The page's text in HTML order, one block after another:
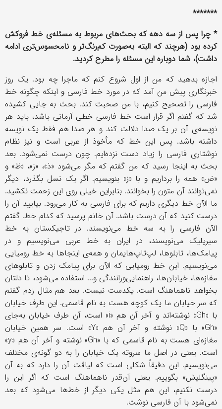
*******
* چرا پس از سه دهه که بحث‌های مربوط به مسئله‌ی خط فروکش
کرده بود (هرچند که البته به‌صورت کم‌رنگ‌تر و نامحسوس‌تری ادامه
داشت)، شما دوباره این مسئله را مطرح کردید.
اجازه بدهید که من از اول شروع کنم که ماجرا چه بود. یک روز
خبرنگاری پیش من آمد که در مورد خط فارسی و اینکه چگونه خط
فارسی را تصحیح کنیم، با من صحبت کند. بحث به جایی کشیده
شد که گفتم اگر قرار است خط فارسی خطی آرمانی باشد، باید هر
نویسه‌ی آن بر یک صدا دلالت کند و هر صدا هم فقط یک نویسه
داشته باشد. پس این خط که مأخوذ از عربی است و نیز نظام
نوشتاری فارسی را زیاد دست نزده‌ایم. چون درست نمی‌شود. بعد
بحث به اینجا رسید که من گفتم که مگر می‌شود «ذ»، «ز»، «ظ» و
«ض» همه را برداریم و با «ز» بنویسیم. اگر یک نسل بگذرد، دیگر
نمی‌توانند آن متون را بخوانند. بنابراین خیلی روی این زحمت نکشید.
ما الآن خط دیگری داریم که برای فارسی به کار می‌رود. بیایید آن را
درست کنید که آن درست باشد. آن خانم پرسید که کدام خط. گفتم
الآن فارسی را به سه خط می‌نویسند. در تاجیکستان به خط
سیریلیک می‌نویسند، در ایران به خط عربی می‌نویسیم و در
پیامک‌ها، تابلوها، لپ‌تاپ‌هایمان و همه‌ی اینجاها به خط رومیایی
می‌نویسیم. این خط رومیایی که الآن برای پیامک زدن و تابلوهای
مغازه‌ها، خیابان‌ها، راهنمایی‌ورانندگی و... استفاده می‌شود، تا دلتان
بخواهد ناهماهنگ است. یکدست نیست. بعد هم مثال زدم گفتم
که سر خیابان ما یک کوچه هست به نام قاسمی. این طرف خیابان
با «Gh» نوشته‌اند و آخر آن هم «i» است، آن طرف خیابان به‌جای
«
Gh» با «Q» نوشته و آخر آن هم «Y» است. سر همین خیابان
مغازه‌ای هست به نام قاسمی که با «Gh» نوشته و آخر آن هم «y
»
است. یعنی در اصل ما سروته یک خیابان را به دو گونه‌ی مختلف
می‌نویسیم. این دقیقاً شکلی است که لیاقت آن را دارد که به آن
«پینگلیش» بگوییم. یعنی آن‌قدر ناهماهنگ است که اگر این را
درست نکنیم، این هم مثل یکی دیگر از خط‌ها می‌شود که بعد
نمی‌شود با آن فارسی نوشت.